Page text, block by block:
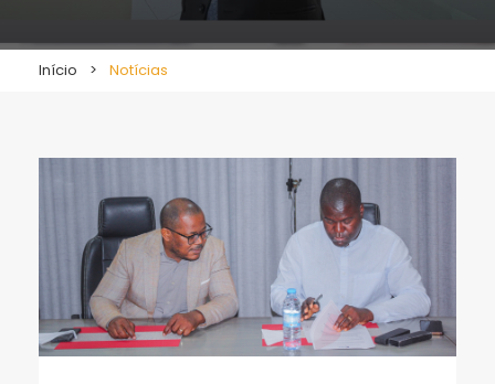
Início > Notícias